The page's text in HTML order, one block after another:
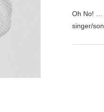
Oh No! …
singer/